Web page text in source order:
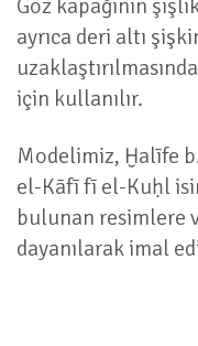
Göz kapağının
ayrıca deri altı
için kullanılır.
Modelimiz, Ḫalīfe
el-Kāfī fī el-Kuḥl
bulunan resimlere
dayanılarak imal